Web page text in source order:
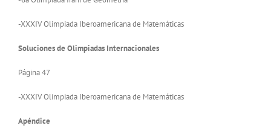
-XXXIV Olimpiada Iberoamericana de Matemáticas
Soluciones de Olimpiadas Internacionales
Página 47
-XXXIV Olimpiada Iberoamericana de Matemáticas
Apéndice